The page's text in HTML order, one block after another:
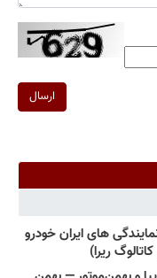
ارسال
های ایران خودرو
ریرا)